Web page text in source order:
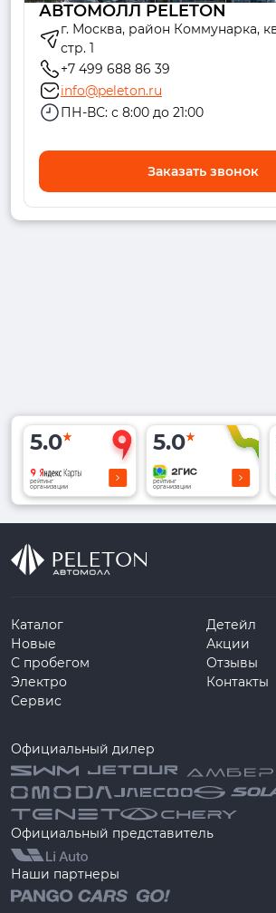
АВТОМОЛЛ PELETON
г. Москва, район Коммунарка,
стр. 1
+7 499 688 86 39
info@peleton.ru
ПН-ВС: с 8:00 до 21:00
Заказать звонок
5.0
рейтинг
организации
5.0
рейтинг
организации
Каталог
Новые
С пробегом
Электро
Сервис
Детейл
Акции
Отзывы
Контакты
Официальный дилер
Официальный представитель
Наши партнеры